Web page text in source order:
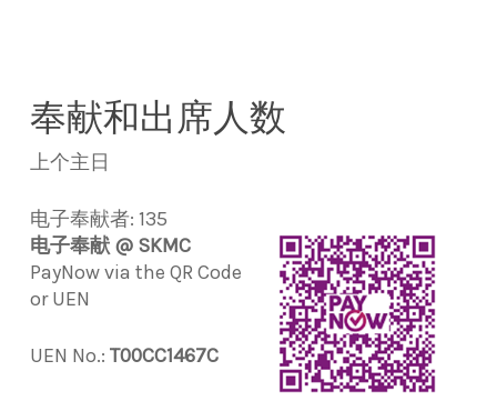
奉献和出席人数
上个主日
电子奉献者: 135
电子奉献 @ SKMC
PayNow via the QR Code
or UEN
UEN No.: T00CC1467C